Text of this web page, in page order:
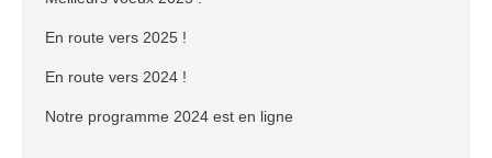
En route vers 2025 !
En route vers 2024 !
Notre programme 2024 est en ligne